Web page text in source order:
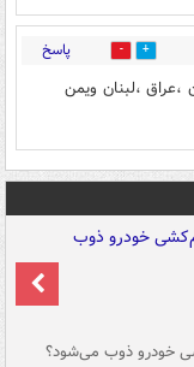
1 پاسخ
،لبنان ویمن
خودرو ذوب می‌شود؟